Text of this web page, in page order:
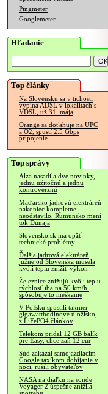
Pingmeter
Googlemeter
Hľadanie
Top články
Na Slovensku sa v tichosti
vypína ADSL v lokalitách s
VDSL, už 31. mája
Orange sa doťahuje na UPC
a O2, spustí 2.5 Gbps
pripojenie
Top správy
Alza nasadila dve novinky,
jednu užitočnú a jednu
kontroverznú
Maďarsko jadrovú elektráreň
nakoniec kompletne
neodstavilo, Rumunsko mení
tok Dunaja
Slovensko.sk má opäť
technické problémy
Ďalšia jadrová elektráreň
južne od Slovenska musela
kvôli teplu znížiť výkon
Železnice znižujú kvôli teplu
rýchlosť iba na 50 km/h,
spôsobuje to meškanie
V Poľsku spustili takmer
gigawatthodinové úložisko,
z LiFePO4 článkov
Telekom pridal 12 GB balík
pre Easy, chce zaň 12 eur
Súd zakázal samojazdiacim
Google taxíkom dobíjanie v
noci, rušili obyvateľov
NASA na diaľku na sonde
Voyager 2 úspešne znížila